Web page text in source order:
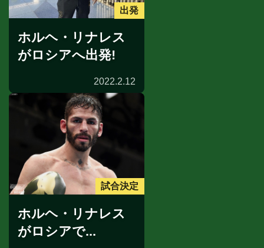
出発
ホルヘ・リナレス
がロシアへ出発!
2022.2.12
試合決定
ホルヘ・リナレス
がロシアで...